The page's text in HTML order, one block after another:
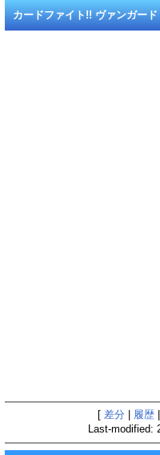
カードファイト!! ヴァンガー
[ 差分 履歴|
Last-modified: